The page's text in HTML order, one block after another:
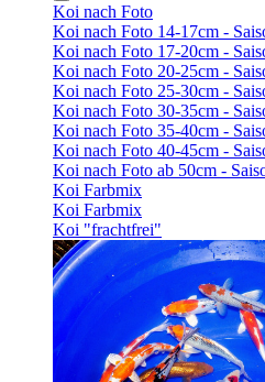
Koi nach Foto
Koi nach Foto 14-17cm -
Koi nach Foto 17-20cm -
Koi nach Foto 20-25cm -
Koi nach Foto 25-30cm -
Koi nach Foto 30-35cm -
Koi nach Foto 35-40cm -
Koi nach Foto 40-45cm -
Koi nach Foto ab 50cm -
Koi Farbmix
Koi Farbmix
Koi "frachtfrei"